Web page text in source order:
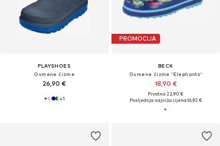
PLAYSHOES
Gumene čizme
26,90 €
+1
PROMOCIJA
BECK
Gumene čizme 'Elephants'
18,90 €
Prvotno: 22,90 €
Posljednja najniža cijena:16,92 €